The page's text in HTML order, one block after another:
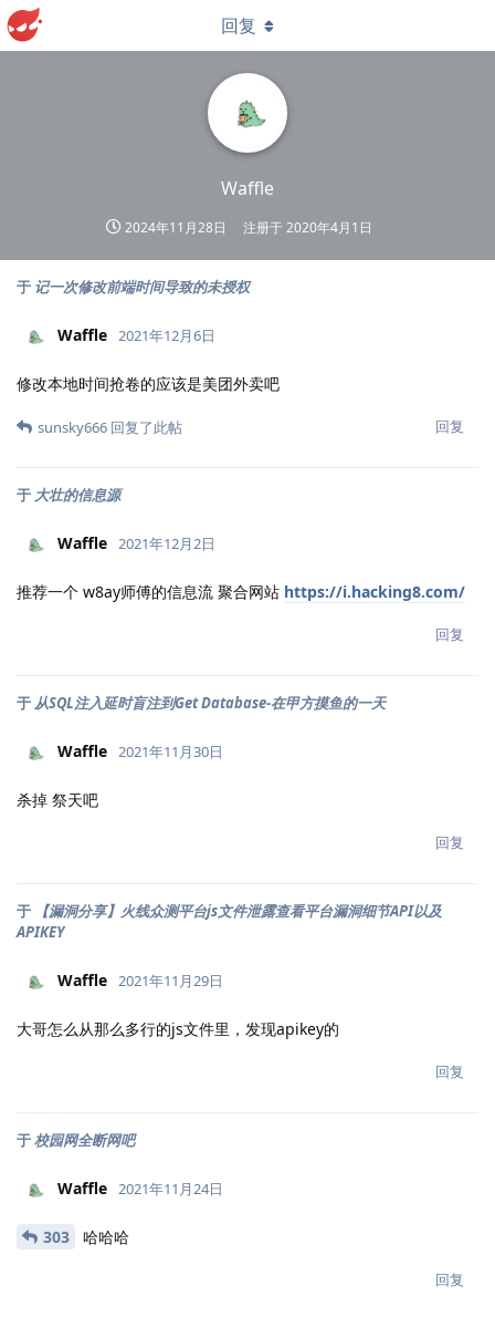
Waffle
2024年11月28日 注册于2020年4月1日
回复
于 记一次修改前端时间导致的未授权
Waffle 2021年12月6日
修改本地时间抢卷的应该是美团外卖吧
回复
sunsky666 回复了此帖
于 大壮的信息源
Waffle 2021年12月2日
推荐一个 w8ay师傅的信息流 聚合网站 https://i.hacking8.com/
回复
于从SQL注入延时盲注到Get Database-在甲方摸鱼的一天
Waffle 2021年11月30日
杀掉 祭天吧
回复
于
【漏洞分享】火线众测平台js文件泄露查看平台漏洞细节API以及
APIKEY
Waffle 2021年11月29日
大哥怎么从那么多行的js文件里，发现apikey的
回复
于校园网全断网吧
Waffle 2021年11月24日
303 哈哈哈
回复